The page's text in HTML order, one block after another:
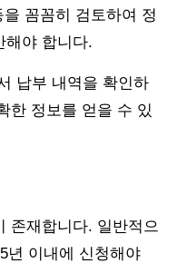
꼼꼼히 검토하여 정
해야 합니다.
납부 내역을 확인하
한 정보를 얻을 수 있
존재합니다. 일반적으
년 이내에 신청해야